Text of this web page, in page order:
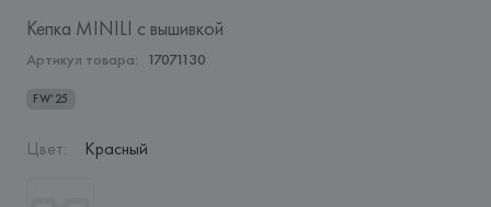
Кепка MINILI с вышивкой
Артикул товара: 17071130
FW’25
Цвет: Красный